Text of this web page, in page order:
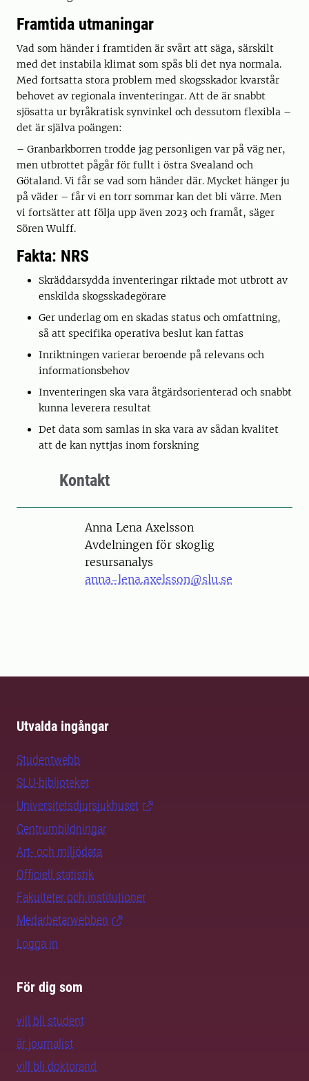
Framtida utmaningar
Vad som händer i framtiden är svårt att säga, särskilt
med det instabila klimat som spås bli det nya normala.
Med fortsatta stora problem med skogsskador kvarstår
behovet av regionala inventeringar. Att de är snabbt
sjösatta ur byråkratisk synvinkel och dessutom flexibla –
det är själva poängen:
– Granbarkborren trodde jag personligen var på väg ner,
men utbrottet pågår för fullt i östra Svealand och
Götaland. Vi får se vad som händer där. Mycket hänger ju
på väder – får vi en torr sommar kan det bli värre. Men
vi fortsätter att följa upp även 2023 och framåt, säger
Sören Wulff.
Fakta: NRS
Skräddarsydda inventeringar riktade mot utbrott av
enskilda skogsskadegörare
Ger underlag om en skadas status och omfattning,
så att specifika operativa beslut kan fattas
Inriktningen varierar beroende på relevans och
informationsbehov
Inventeringen ska vara åtgärdsorienterad och snabbt
kunna leverera resultat
Det data som samlas in ska vara av sådan kvalitet
att de kan nyttjas inom forskning
Kontakt
PersonAnna Lena Axelsson
Avdelningen för skoglig
resursanalys
anna-lena.axelsson@slu.se
Utvalda ingångar
Studentwebb
SLU-biblioteket
Universitetsdjursjukhuset
Centrumbildningar
Art- och miljödata
Officiell statistik
Fakulteter och institutioner
Medarbetarwebben
Logga in
För dig som
vill bli student
är journalist
vill bli doktorand